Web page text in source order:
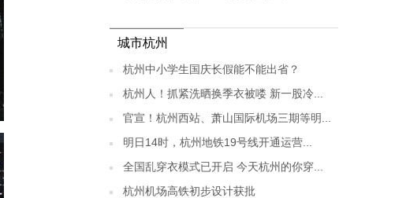
城市杭州
杭州中小学生国庆长假能不能出省？
杭州人！抓紧洗晒换季衣被喽 新一股冷...
官宣！杭州西站、萧山国际机场三期等明...
明日14时，杭州地铁19号线开通运营...
全国乱穿衣模式已开启 今天杭州的你穿...
杭州机场高铁初步设计获批